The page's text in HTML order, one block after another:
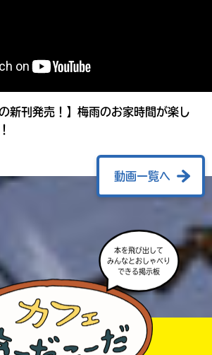
新刊発売！】梅雨のお家時間が楽し
動画一覧へ
本を飛び出して
みんなとおしゃべり
できる掲示板